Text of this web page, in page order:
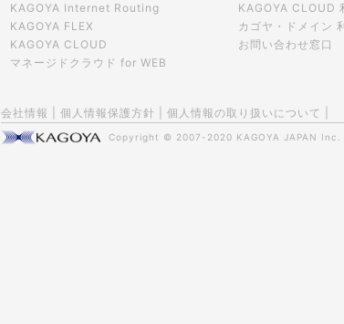
KAGOYA Internet Routing
KAGOYA FLEX
KAGOYA CLOUD
マネージドクラウド for WEB
KAGOYA CLOUD
カゴヤ・ドメイン
お問い合わせ窓口
会社情報 個人情報保護方針 個人情報の取り扱いについて
Copyright © 2007-2020 KAGOYA JAPAN Inc.